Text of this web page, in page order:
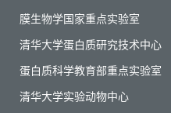
膜生物学国家重点实验室
清华大学蛋白质研究技术中心
蛋白质科学教育部重点实验室
清华大学实验动物中心